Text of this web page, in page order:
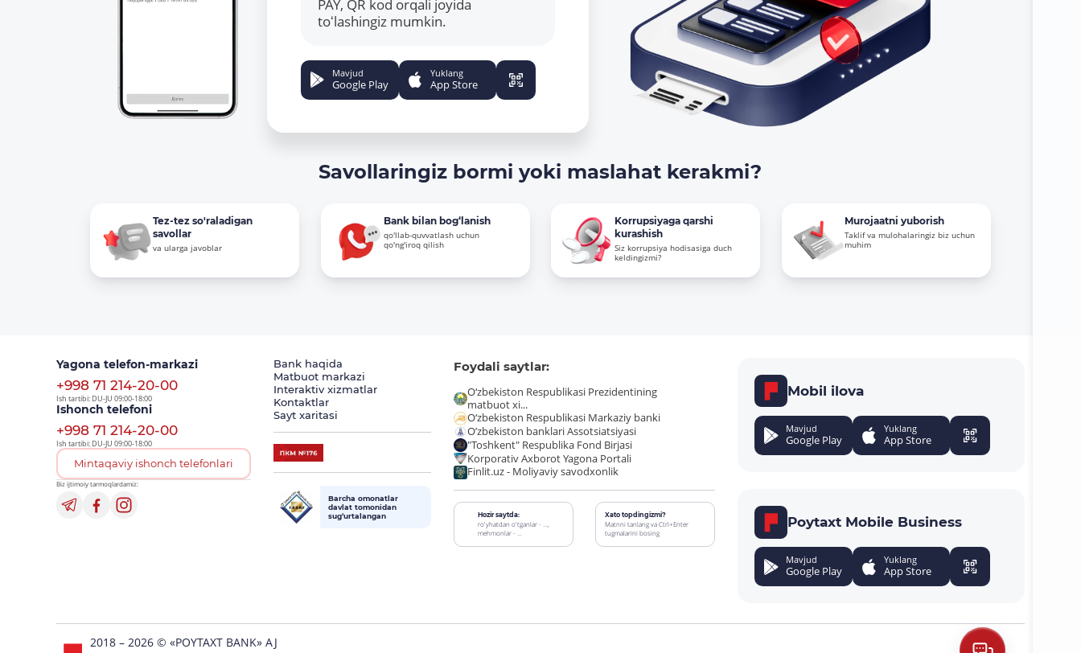
PAY, QR kod orqali joyida
toʻlashingiz mumkin.
Mavjud
Google Play
Yuklang
App Store
Savollaringiz bormi yoki maslahat kerakmi?
Tez-tez so'raladigan
savollar
va ularga javoblar
Bank bilan bog‘lanish
qo'llab-quvvatlash uchun
qo'ng'iroq qilish
Korrupsiyaga qarshi
kurashish
Siz korrupsiya hodisasiga duch
keldingizmi?
Murojaatni yuborish
Taklif va mulohalaringiz biz uchun
muhim
Yagona telefon-markazi
+998 71 214-20-00
Ish tartibi: DU-JU 09:00-18:00
Ishonch telefoni
+998 71 214-20-00
Ish tartibi: DU-JU 09:00-18:00
Mintaqaviy ishonch telefonlari
Biz ijtimoiy tarmoqlardamiz:
Bank haqida
Matbuot markazi
Interaktiv xizmatlar
Kontaktlar
Sayt xaritasi
Barcha omonatlar
davlat tomonidan
sug‘urtalangan
Foydali saytlar:
O‘zbekiston Respublikasi Prezidentining
matbuot xi...
O‘zbekiston Respublikasi Markaziy banki
O’zbekiston banklari Assotsiatsiyasi
"Toshkent" Respublika Fond Birjasi
Korporativ Axborot Yagona Portali
Finlit.uz - Moliyaviy savodxonlik
Hozir saytda:
ro'yhatdan o'tganlar - ...,
mehmonlar - ...
Xato topdingizmi?
Matnni tanlang va Ctrl+Enter
tugmalarini bosing
Mobil ilova
Mavjud
Google Play
Yuklang
App Store
Poytaxt Mobile Business
Mavjud
Google Play
Yuklang
App Store
2018 – 2026 © «POYTAXT BANK» AJ